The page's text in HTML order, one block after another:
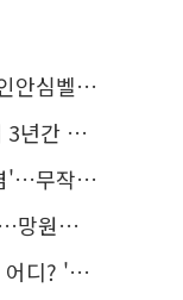
하
기
하
기
청하세요
질 높인다
것' 해보세요!
짜 코스
추천 코스